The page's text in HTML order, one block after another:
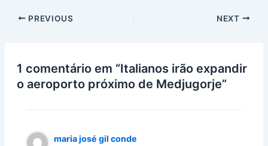
PREVIOUS NEXT
1 comentário em “Italianos irão expandir
o aeroporto próximo de Medjugorje”
maria josé gil conde